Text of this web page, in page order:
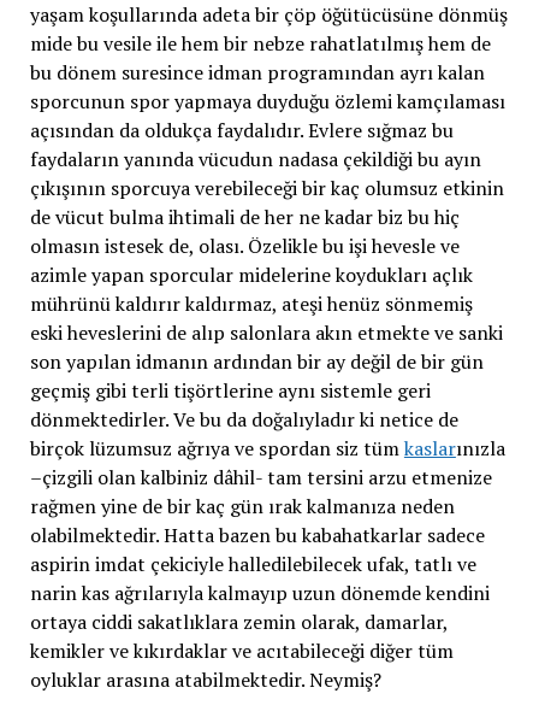
yaşam koşullarında adeta bir çöp öğütücüsüne dönmüş
mide bu vesile ile hem bir nebze rahatlatılmış hem de
bu dönem suresince idman programından ayrı kalan
sporcunun spor yapmaya duyduğu özlemi kamçılaması
açısından da oldukça faydalıdır. Evlere sığmaz bu
faydaların yanında vücudun nadasa çekildiği bu ayın
çıkışının sporcuya verebileceği bir kaç olumsuz etkinin
de vücut bulma ihtimali de her ne kadar biz bu hiç
olmasın istesek de, olası. Özelikle bu işi hevesle ve
azimle yapan sporcular midelerine koydukları açlık
mührünü kaldırır kaldırmaz, ateşi henüz sönmemiş
eski heveslerini de alıp salonlara akın etmekte ve sanki
son yapılan idmanın ardından bir ay değil de bir gün
geçmiş gibi terli tişörtlerine aynı sistemle geri
dönmektedirler. Ve bu da doğalıyladır ki netice de
birçok lüzumsuz ağrıya ve spordan siz tümkaslarınızla
–çizgili olan kalbiniz dâhil- tam tersini arzu etmenize
rağmen yine de bir kaç gün ırak kalmanıza neden
olabilmektedir. Hatta bazen bu kabahatkarlar sadece
aspirin imdat çekiciyle halledilebilecek ufak, tatlı ve
narin kas ağrılarıyla kalmayıp uzun dönemde kendini
ortaya ciddi sakatlıklara zemin olarak, damarlar,
kemikler ve kıkırdaklar ve acıtabileceği diğer tüm
oyluklar arasına atabilmektedir. Neymiş?